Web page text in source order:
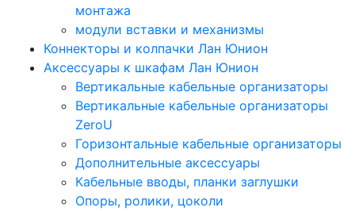
монтажа
модули вставки и механизмы
Коннекторы и колпачки Лан Юнион
Аксессуары к шкафам Лан Юнион
Вертикальные кабельные организаторы
Вертикальные кабельные организаторы
ZeroU
Горизонтальные кабельные организаторы
Дополнительные аксессуары
Кабельные вводы, планки заглушки
Опоры, ролики, цоколи